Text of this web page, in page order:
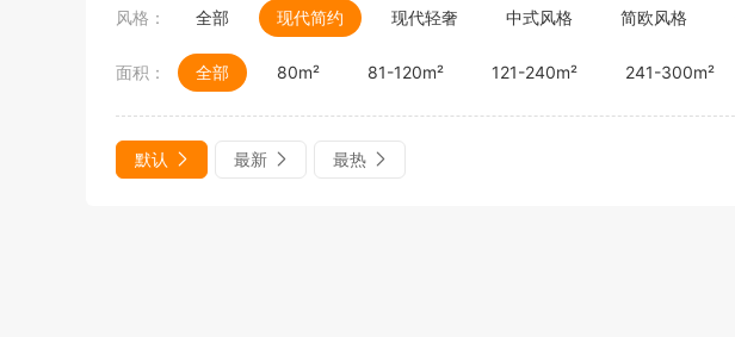
风格： 全部 现代简约 现代轻奢 中式风格 简欧风格
面积： 全部 80m² 81-120m² 121-240m² 241-300m²
默认 最新 最热